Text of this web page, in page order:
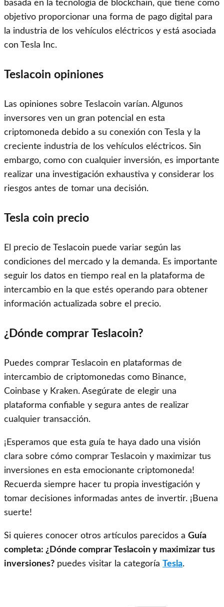
basada en la tecnología de blockchain, que tiene como
objetivo proporcionar una forma de pago digital para
la industria de los vehículos eléctricos y está asociada
con Tesla Inc.
Teslacoin opiniones
Las opiniones sobre Teslacoin varían. Algunos
inversores ven un gran potencial en esta
criptomoneda debido a su conexión con Tesla y la
creciente industria de los vehículos eléctricos. Sin
embargo, como con cualquier inversión, es importante
realizar una investigación exhaustiva y considerar los
riesgos antes de tomar una decisión.
Tesla coin precio
El precio de Teslacoin puede variar según las
condiciones del mercado y la demanda. Es importante
seguir los datos en tiempo real en la plataforma de
intercambio en la que estés operando para obtener
información actualizada sobre el precio.
¿Dónde comprar Teslacoin?
Puedes comprar Teslacoin en plataformas de
intercambio de criptomonedas como Binance,
Coinbase y Kraken. Asegúrate de elegir una
plataforma confiable y segura antes de realizar
cualquier transacción.
¡Esperamos que esta guía te haya dado una visión
clara sobre cómo comprar Teslacoin y maximizar tus
inversiones en esta emocionante criptomoneda!
Recuerda siempre hacer tu propia investigación y
tomar decisiones informadas antes de invertir. ¡Buena
suerte!
Si quieres conocer otros artículos parecidos a Guía
completa: ¿Dónde comprar Teslacoin y maximizar tus
inversiones? puedes visitar la categoría Tesla.